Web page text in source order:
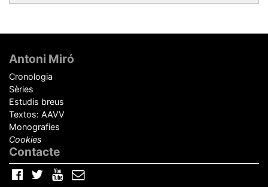
de
pàgina
Antoni Miró
Cronologia
Sèries
Estudis breus
Textos: AAVV
Monografies
Cookies
Contacte
Facebook
TwitterYouTubeCorreu